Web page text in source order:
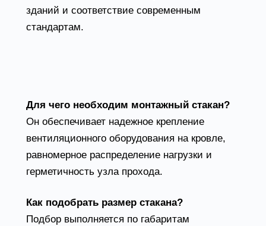
зданий и соответствие современным
стандартам.
Для чего необходим монтажный стакан?
Он обеспечивает надежное крепление
вентиляционного оборудования на кровле,
равномерное распределение нагрузки и
герметичность узла прохода.
Как подобрать размер стакана?
Подбор выполняется по габаритам